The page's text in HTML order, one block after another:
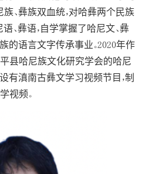
、彝族双血统，对哈彝两个民族
、彝语，自学掌握了哈尼文、彝
的语言文字传承事业。2020年作
县哈尼族文化研究学会的哈尼
有滇南古彝文学习视频节目，制
视频。